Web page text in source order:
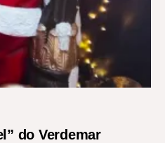
do Verdemar